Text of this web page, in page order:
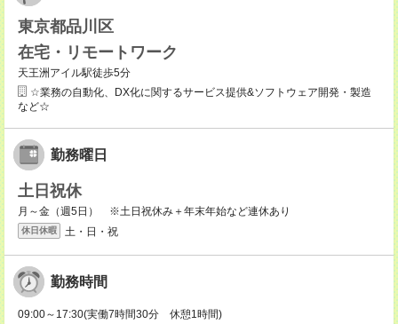
東京都品川区
在宅・リモートワーク
天王洲アイル駅徒歩5分
☆業務の自動化、DX化に関するサービス提供&ソフトウェア開発・製造
など☆
勤務曜日
土日祝休
月～金（週5日） ※土日祝休み＋年末年始など連休あり
休日休暇 土・日・祝
勤務時間
09:00～17:30(実働7時間30分 休憩1時間)